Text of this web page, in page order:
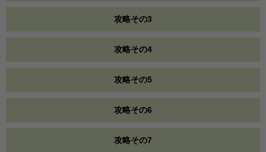
攻略その3
攻略その4
攻略その5
攻略その6
攻略その7